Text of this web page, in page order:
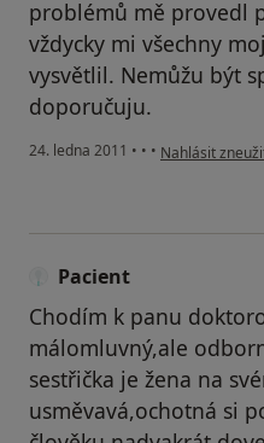
problémů mě provedl
vždycky mi všechny
vysvětlil. Nemůžu být
doporučuju.
24. ledna 2011 • • • podle názoru
Nahlásit
Pacient
Chodím k panu
málomluvný,ale
sestřička je žena na
usměvavá,ochotná si